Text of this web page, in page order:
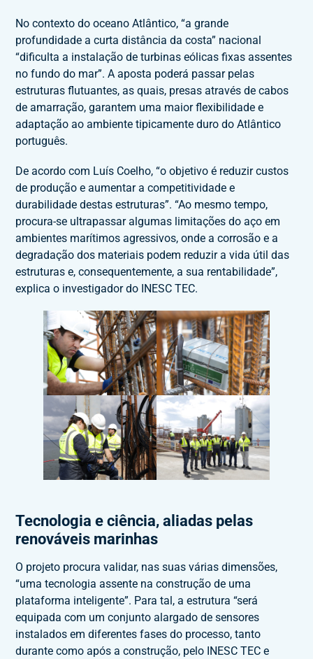
No contexto do oceano Atlântico, “a grande
profundidade a curta distância da costa” nacional
“dificulta a instalação de turbinas eólicas fixas assentes
no fundo do mar”. A aposta poderá passar pelas
estruturas flutuantes, as quais, presas através de cabos
de amarração, garantem uma maior flexibilidade e
adaptação ao ambiente tipicamente duro do Atlântico
português.
De acordo com Luís Coelho, “o objetivo é reduzir custos
de produção e aumentar a competitividade e
durabilidade destas estruturas”. “Ao mesmo tempo,
procura-se ultrapassar algumas limitações do aço em
ambientes marítimos agressivos, onde a corrosão e a
degradação dos materiais podem reduzir a vida útil das
estruturas e, consequentemente, a sua rentabilidade”,
explica o investigador do INESC TEC.
Tecnologia e ciência, aliadas pelas
renováveis marinhas
O projeto procura validar, nas suas várias dimensões,
“uma tecnologia assente na construção de uma
plataforma inteligente”. Para tal, a estrutura “será
equipada com um conjunto alargado de sensores
instalados em diferentes fases do processo, tanto
durante como após a construção, pelo INESC TEC e